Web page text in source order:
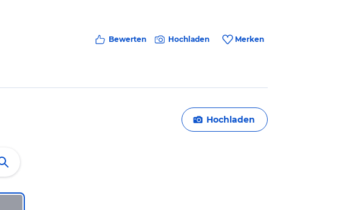
Bewerten Hochladen Merken
Hochladen